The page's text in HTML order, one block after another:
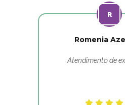
Romenia
Atendimento de